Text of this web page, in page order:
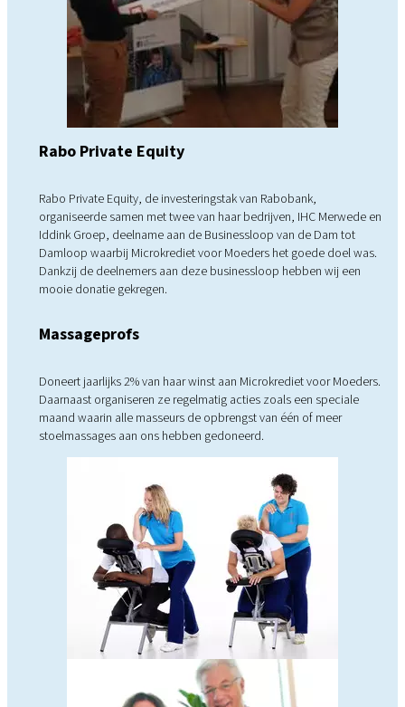
Rabo Private Equity
Rabo Private Equity, de investeringstak van Rabobank,
organiseerde samen met twee van haar bedrijven, IHC Merwede en
Iddink Groep, deelname aan de Businessloop van de Dam tot
Damloop waarbij Microkrediet voor Moeders het goede doel was.
Dankzij de deelnemers aan deze businessloop hebben wij een
mooie donatie gekregen.
Massageprofs
Doneert jaarlijks 2% van haar winst aan Microkrediet voor Moeders.
Daarnaast organiseren ze regelmatig acties zoals een speciale
maand waarin alle masseurs de opbrengst van één of meer
stoelmassages aan ons hebben gedoneerd.